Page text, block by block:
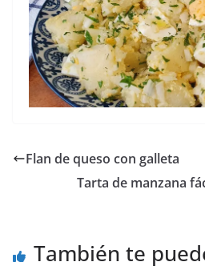
Flan de queso con galleta
Tarta de manzana
También te